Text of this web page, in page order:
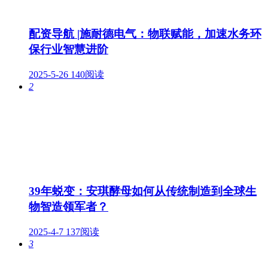
配资导航 |施耐德电气：物联赋能，加速水务环
保行业智慧进阶
2025-5-26 140阅读
2
39年蜕变：安琪酵母如何从传统制造到全球生
物智造领军者？
2025-4-7 137阅读
3